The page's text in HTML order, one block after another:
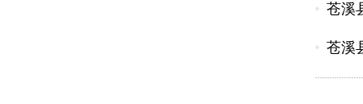
苍溪
苍溪